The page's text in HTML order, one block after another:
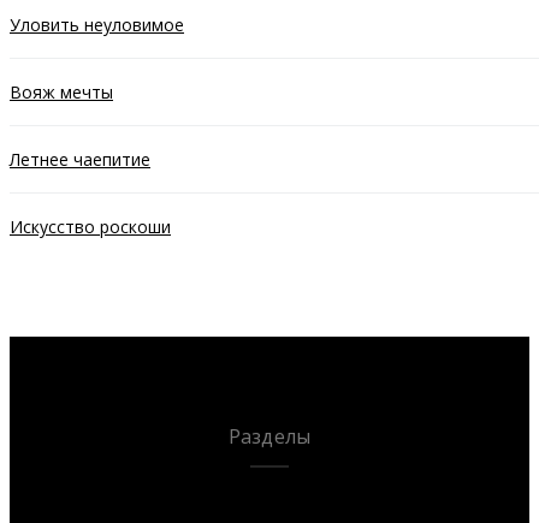
Уловить неуловимое
Вояж мечты
Летнее чаепитие
Искусство роскоши
Разделы